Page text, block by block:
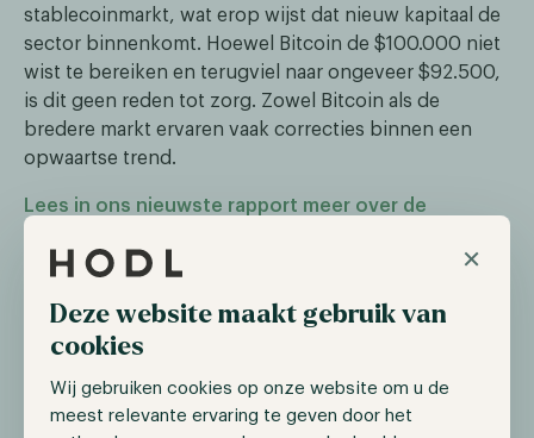
×
Deze website maakt gebruik van
cookies
Wij gebruiken cookies op onze website om u de
meest relevante ervaring te geven door het
stablecoinmarkt, wat erop wijst dat nieuw kapitaal de
sector binnenkomt. Hoewel Bitcoin de $100.000 niet
wist te bereiken en terugviel naar ongeveer $92.500,
is dit geen reden tot zorg. Zowel Bitcoin als de
bredere markt ervaren vaak correcties binnen een
opwaartse trend.
Lees in ons nieuwste rapport meer over de
correcties.
Gary Gensler treedt (eindelijk) af
Op 21 november maakte de SEC bekend dat haar
voorzitter, Gary Gensler, in januari 2025 zal aftreden,